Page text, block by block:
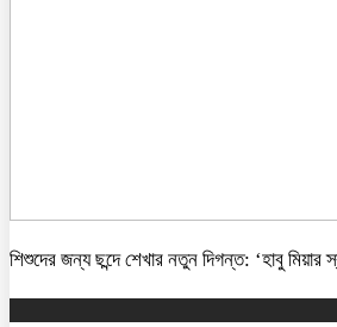
শিশুদের জন্য ছন্দে শেখার নতুন দিগন্ত: ‘হাবু মিয়ার